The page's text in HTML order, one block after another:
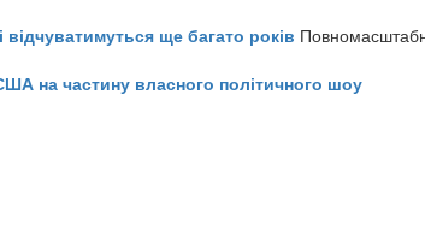
відчуватимуться ще багато років
на частину власного політичного шоу